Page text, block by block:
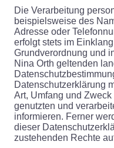
Die Verarbeitung
beispielsweise des
Adresse oder
erfolgt stets im
Grundverordnung und
Nina Orth geltenden
Datenschutzerklärung
Art, Umfang und
genutzten und
informieren. Ferner
dieser
zustehenden Rechte